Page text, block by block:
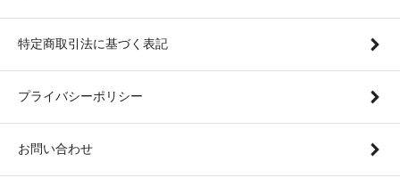
特定商取引法に基づく表記
プライバシーポリシー
お問い合わせ